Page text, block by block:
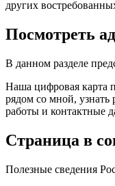
других
Посмотреть
В данном разделе
Наша цифровая карта
рядом со мной, узнать
работы и контактные
Страница в
Полезные сведения